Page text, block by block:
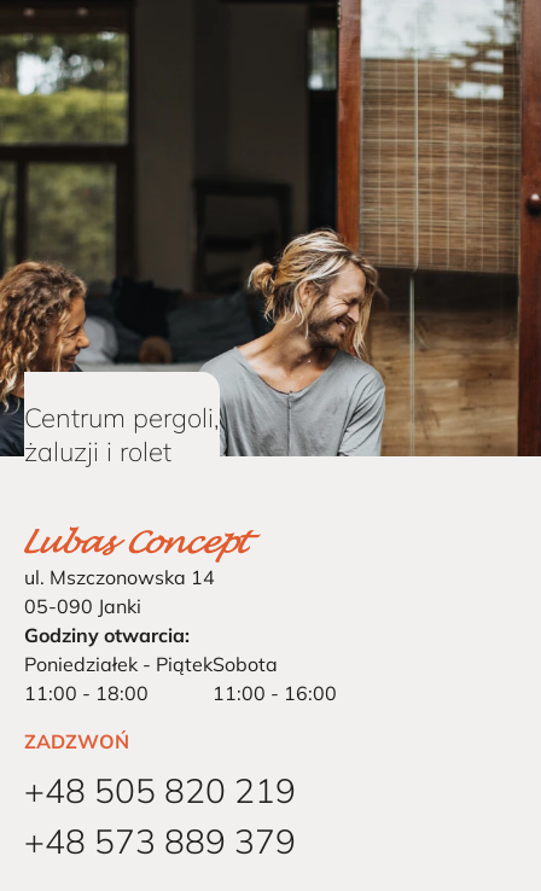
Centrum pergoli,
żaluzji i rolet
ul. Mszczonowska 14
05-090 Janki
Godziny otwarcia:
Poniedziałek - Piątek
11:00 - 18:00
Sobota
11:00 - 16:00
ZADZWOŃ
+48 505 820 219
+48 573 889 379